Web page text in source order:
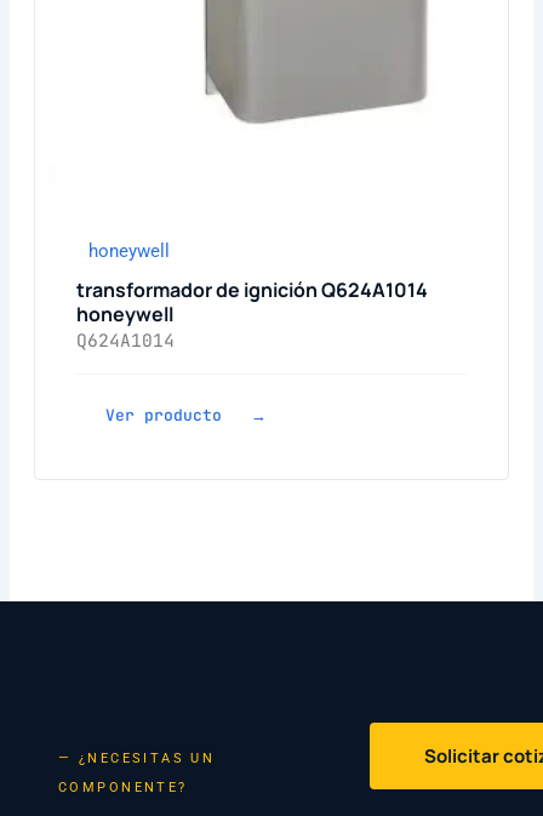
honeywell
transformador de ignición Q624A1014
honeywell
Q624A1014
Ver producto →
— ¿NECESITAS UN
COMPONENTE?
Solicitar